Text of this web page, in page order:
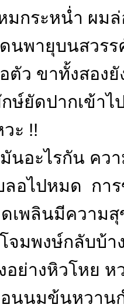
มกระหน่ำ ผม
นพายุบนสวร
ขาทั้งสองยั
ดปากเข้าไ
ะ !!
ไรกัน ความ
อไปหมด การ
เพลินมีความสุ
งษ์กลับบ้าง
ย่างหิวโหย ห
นนมข้นหวาน